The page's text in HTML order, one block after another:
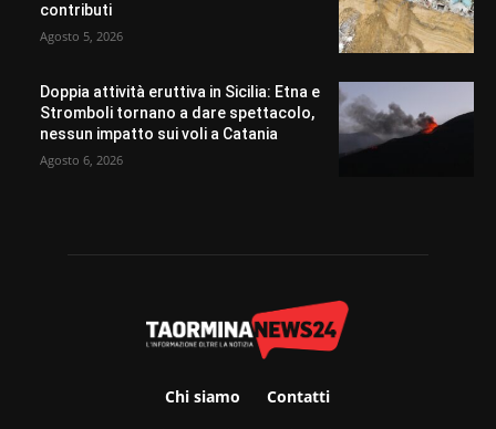
contributi
Agosto 5, 2026
Doppia attività eruttiva in Sicilia: Etna e
Stromboli tornano a dare spettacolo,
nessun impatto sui voli a Catania
Agosto 6, 2026
Chi siamo Contatti